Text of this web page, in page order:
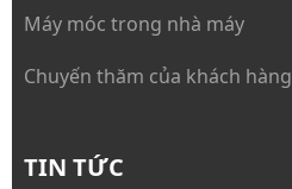
Máy móc trong nhà máy
Chuyến thăm của khách hàng
TIN TỨC